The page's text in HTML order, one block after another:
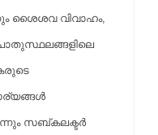
ശൈശവ വിവാഹം,
സബ്കലക്ടര്‍